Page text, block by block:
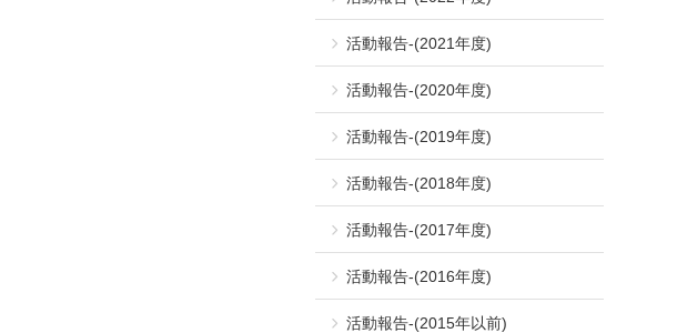
活動報告-(2021年度)
活動報告-(2020年度)
活動報告-(2019年度)
活動報告-(2018年度)
活動報告-(2017年度)
活動報告-(2016年度)
活動報告-(2015年以前)